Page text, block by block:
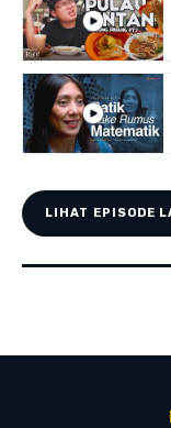
LIHAT EPISODE